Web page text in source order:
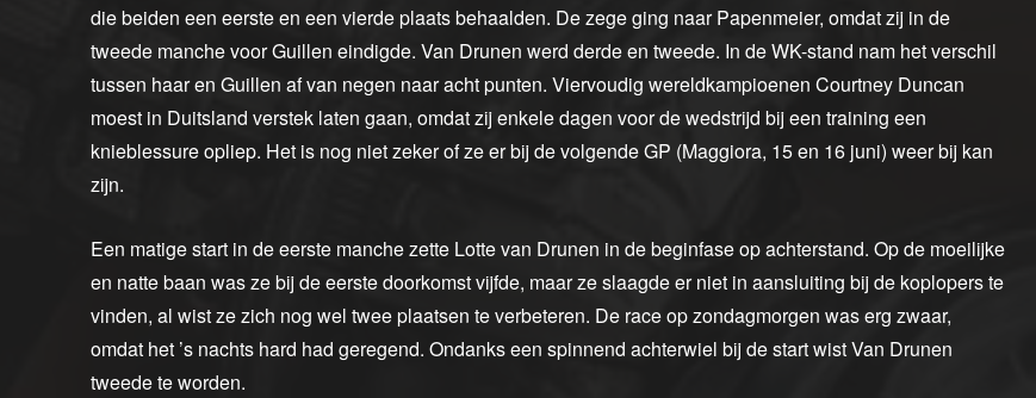
die beiden een eerste en een vierde plaats behaalden. De zege ging naar Papenmeier, omdat zij in de
tweede manche voor Guillen eindigde. Van Drunen werd derde en tweede. In de WK-stand nam het verschil
tussen haar en Guillen af van negen naar acht punten. Viervoudig wereldkampioenen Courtney Duncan
moest in Duitsland verstek laten gaan, omdat zij enkele dagen voor de wedstrijd bij een training een
knieblessure opliep. Het is nog niet zeker of ze er bij de volgende GP (Maggiora, 15 en 16 juni) weer bij kan
zijn.
Een matige start in de eerste manche zette Lotte van Drunen in de beginfase op achterstand. Op de moeilijke
en natte baan was ze bij de eerste doorkomst vijfde, maar ze slaagde er niet in aansluiting bij de koplopers te
vinden, al wist ze zich nog wel twee plaatsen te verbeteren. De race op zondagmorgen was erg zwaar,
omdat het ’s nachts hard had geregend. Ondanks een spinnend achterwiel bij de start wist Van Drunen
tweede te worden.